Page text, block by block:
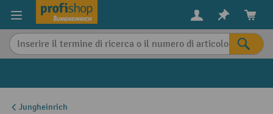
content
Jungheinrich